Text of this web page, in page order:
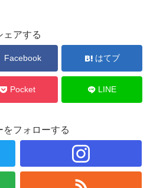
ェアする
Facebook はてブ
Pocket LINE
をフォローする